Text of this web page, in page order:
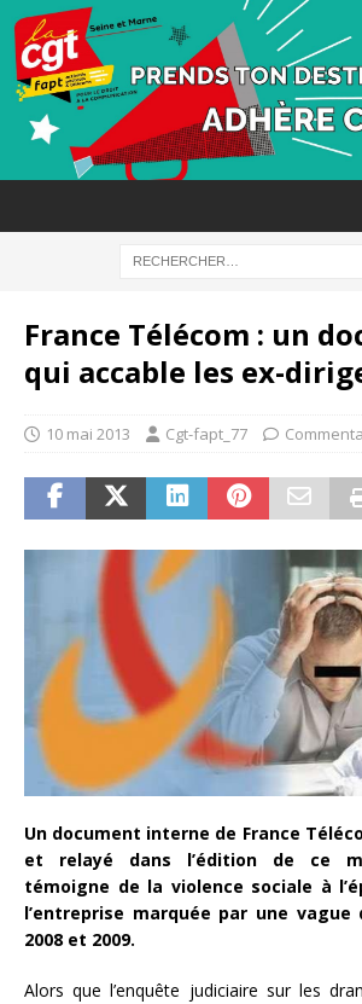
France Télécom : un
qui accable les ex-
10 mai 2013 Cgt-fapt_77
Un document interne de France
et relayé dans l’édition de ce
témoigne de la violence sociale à
l’entreprise marquée par une vague
2008 et 2009.
Alors que l’enquête judiciaire sur les